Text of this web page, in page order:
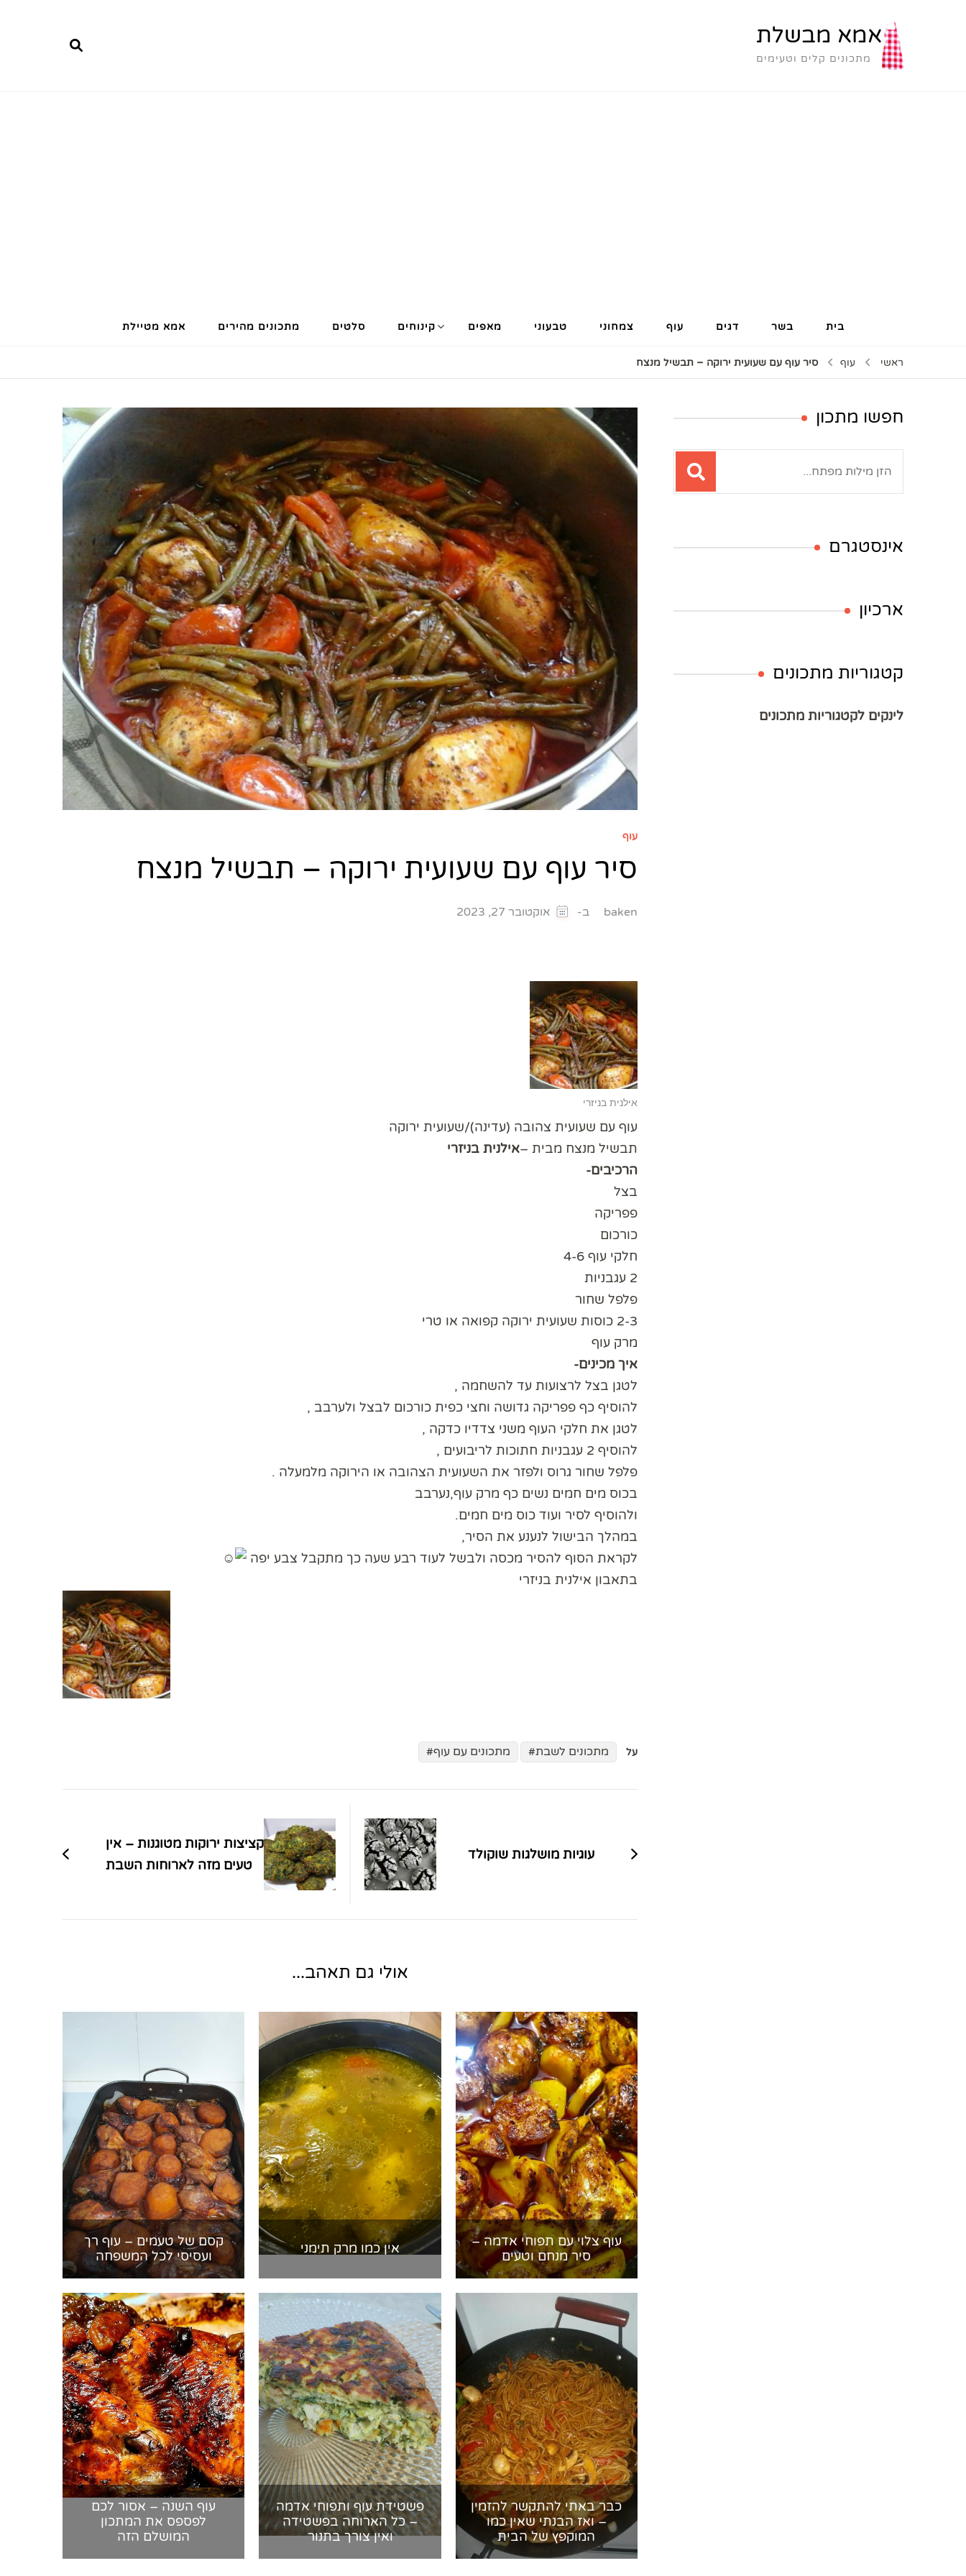
אמא מבשלת
מתכונים קלים וטעימים
בית בשר דגים עוף צמחוני טבעוני מאפים קינוחים סלטים מתכונים מהירים אמא מטיילת
ראשי עוף סיר עוף עם שעועית ירוקה – תבשיל מנצח
עוף
סיר עוף עם שעועית ירוקה – תבשיל מנצח
baken ב- אוקטובר 27, 2023
אילנית בניזרי
עוף עם שעועית צהובה (עדינה)/שעועית ירוקה
תבשיל מנצח מבית –אילנית בניזרי
הרכיבים-
בצל
פפריקה
כורכום
חלקי עוף 4-6
2 עגבניות
פלפל שחור
2-3 כוסות שעועית ירוקה קפואה או טרי
מרק עוף
איך מכינים-
לטגן בצל לרצועות עד להשחמה ,
להוסיף כף פפריקה גדושה וחצי כפית כורכום לבצל ולערבב ,
לטגן את חלקי העוף משני צדדיו כדקה ,
להוסיף 2 עגבניות חתוכות לריבועים ,
פלפל שחור גרוס ולפזר את השעועית הצהובה או הירוקה מלמעלה .
בכוס מים חמים נשים כף מרק עוף,נערבב
ולהוסיף לסיר ועוד כוס מים חמים.
במהלך הבישול לנענע את הסיר,
לקראת הסוף להסיר מכסה ולבשל לעוד רבע שעה כך מתקבל צבע יפה
בתאבון אילנית בניזרי
על מתכונים לשבת מתכונים עם עוף
קציצות ירוקות מטוגנות – אין
טעים מזה לארוחות השבת
עוגיות מושלגות שוקולד
אולי גם תאהב...
עוף צלוי עם תפוחי אדמה –
סיר מנחם וטעים
אין כמו מרק תימני
קסם של טעמים – עוף רך
ועסיסי לכל המשפחה
כבר באתי להתקשר להזמין
– ואז הבנתי שאין כמו
המוקפץ של הבית
פשטידת עוף ותפוחי אדמה
– כל הארוחה בפשטידה
ואין צורך בתנור
עוף השנה – אסור לכם
לפספס את המתכון
המושלם הזה
חפשו מתכון
אינסטגרם
ארכיון
קטגוריות מתכונים
לינקים לקטגוריות מתכונים